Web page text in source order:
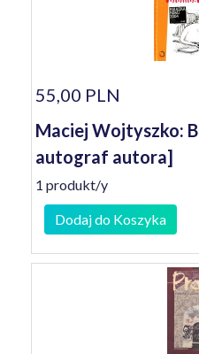
55,00 PLN
Maciej Wojtyszko:
autograf autora]
1 produkt/y
Dodaj do Koszyka